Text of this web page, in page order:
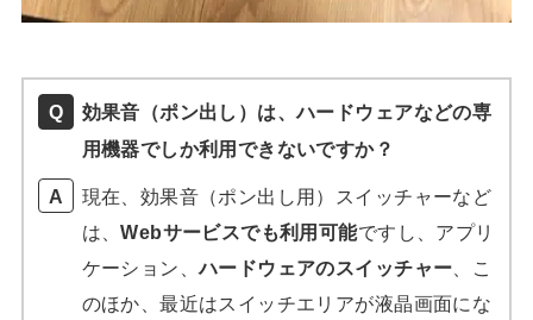
効果音（ポン出し）は、ハードウェアなどの専
用機器でしか利用できないですか？
現在、効果音（ポン出し用）スイッチャーなど
は、Webサービスでも利用可能ですし、アプリ
ケーション、 ハードウェアのスイッチャー 、こ
のほか、最近はスイッチエリアが液晶画面にな